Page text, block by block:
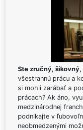
Ste zručný,
všestrannú prácu a
si mohli zarábať a
prácach? Ak áno,
medzinárodnej
podnikajte v
neobmedzenými